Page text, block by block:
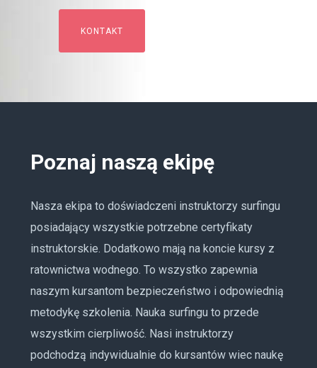
KONTAKT
Poznaj naszą ekipę
Nasza ekipa to doświadczeni instruktorzy surfingu
posiadający wszystkie potrzebne certyfikaty
instruktorskie. Dodatkowo mają na koncie kursy z
ratownictwa wodnego. To wszystko zapewnia
naszym kursantom bezpieczeństwo i odpowiednią
metodykę szkolenia. Nauka surfingu to przede
wszystkim cierpliwość. Nasi instruktorzy
podchodzą indywidualnie do kursantów wiec naukę